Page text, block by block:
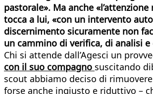
pastorale». Ma anche
tocca a lui, «con un intervento
discernimento sicuramente non
un cammino di verifica, di analisi
Chi si attende dall’Agesci un
con il suo compagno suscitando
scout abbiamo deciso di
forse anche ingiusto e riduttivo –